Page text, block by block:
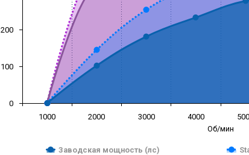
Об/мин
Заводская мощность (лс)
1000 2000 3000 4000
0
100
200